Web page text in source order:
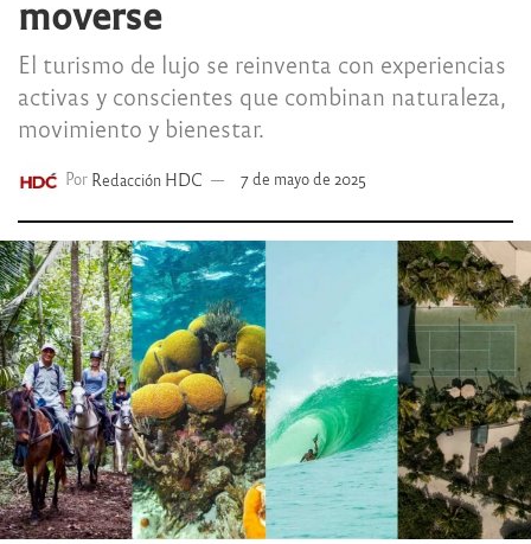
moverse
El turismo de lujo se reinventa con experiencias
activas y conscientes que combinan naturaleza,
movimiento y bienestar.
Por Redacción HDC 7 de mayo de 2025